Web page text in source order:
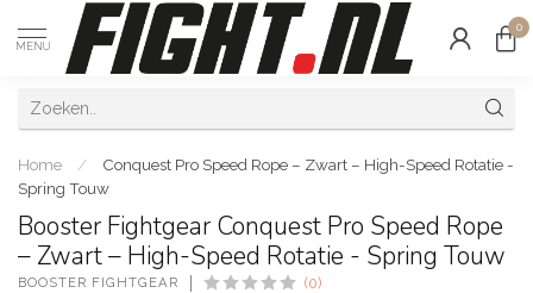
MENU
0
Home /
Conquest Pro Speed Rope – Zwart – High-Speed Rotatie -
Spring Touw
Booster Fightgear Conquest Pro Speed Rope
– Zwart – High-Speed Rotatie - Spring Touw
BOOSTER FIGHTGEAR (0)